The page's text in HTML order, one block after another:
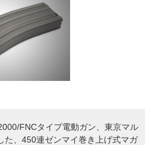
FNCタイプ電動ガン、東京マル
た、450連ゼンマイ巻き上げ式マガ